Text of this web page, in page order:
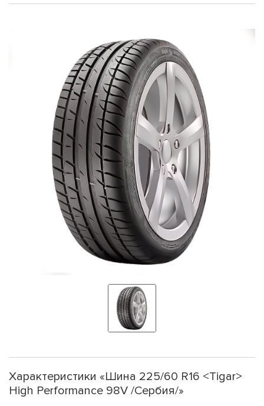
Характеристики «Шина 225/60 R16 <Tigar>
High Performance 98V /Сербия/»